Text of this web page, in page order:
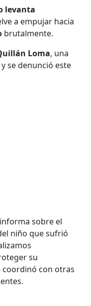
levanta
a empujar hacia
brutalmente.
Loma, una
se denunció este
informa sobre el
niño que sufrió
su
coordinó con otras